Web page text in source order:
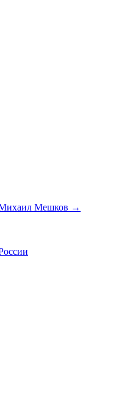
Михаил Мешков →